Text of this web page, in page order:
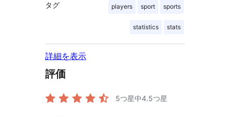
タグ players sport sports
statistics stats
詳細を表示
評価
5つ星中4.5つ星